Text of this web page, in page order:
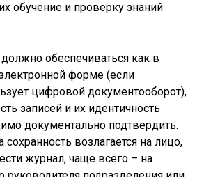
обучение и проверку знаний
обеспечиваться как в
форме (если
цифровой документооборот),
записей и их идентичность
документально подтвердить.
сохранность возлагается на лицо,
журнал, чаще всего – на